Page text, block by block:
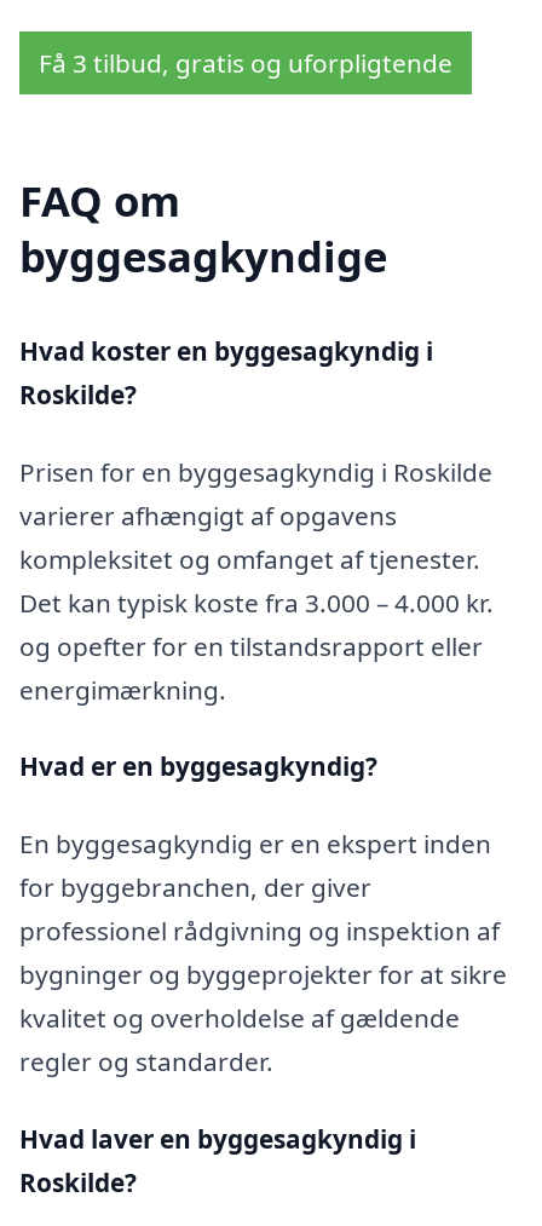
Få 3 tilbud, gratis og uforpligtende
FAQ om
byggesagkyndige
Hvad koster en byggesagkyndig i
Roskilde?
Prisen for en byggesagkyndig i Roskilde
varierer afhængigt af opgavens
kompleksitet og omfanget af tjenester.
Det kan typisk koste fra 3.000 – 4.000 kr.
og opefter for en tilstandsrapport eller
energimærkning.
Hvad er en byggesagkyndig?
En byggesagkyndig er en ekspert inden
for byggebranchen, der giver
professionel rådgivning og inspektion af
bygninger og byggeprojekter for at sikre
kvalitet og overholdelse af gældende
regler og standarder.
Hvad laver en byggesagkyndig i
Roskilde?